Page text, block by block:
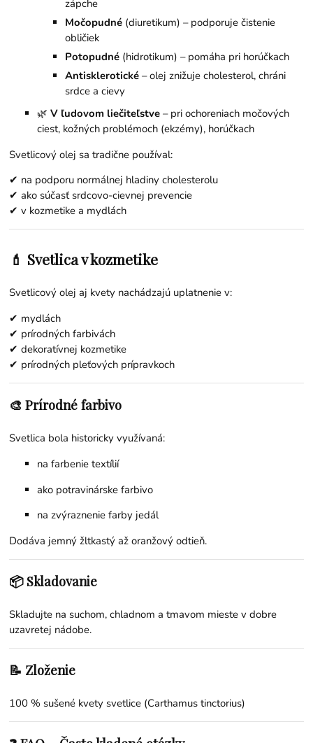
zápche
Močopudné (diuretikum) – podporuje čistenie
obličiek
Potopudné (hidrotikum) – pomáha pri horúčkach
Antisklerotické – olej znižuje cholesterol, chráni
srdce a cievy
🌿V ľudovom liečiteľstve – pri ochoreniach močových
ciest, kožných problémoch (ekzémy), horúčkach
Svetlicový olej sa tradične používal:
✔ na podporu normálnej hladiny cholesterolu
✔ ako súčasť srdcovo-cievnej prevencie
✔ v kozmetike a mydlách
💄 Svetlica v kozmetike
Svetlicový olej aj kvety nachádzajú uplatnenie v:
✔ mydlách
✔ prírodných farbivách
✔ dekoratívnej kozmetike
✔ prírodných pleťových prípravkoch
🎨 Prírodné farbivo
Svetlica bola historicky využívaná:
na farbenie textílií
ako potravinárske farbivo
na zvýraznenie farby jedál
Dodáva jemný žltkastý až oranžový odtieň.
📦 Skladovanie
Skladujte na suchom, chladnom a tmavom mieste v dobre
uzavretej nádobe.
📝 Zloženie
100 % sušené kvety svetlice (Carthamus tinctorius)